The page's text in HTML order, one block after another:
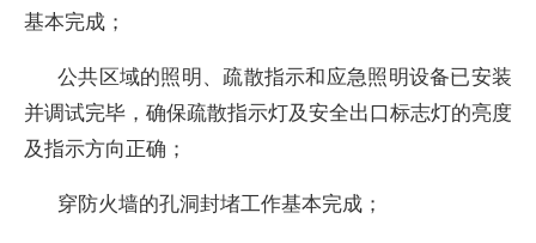
基本完成；
公共区域的照明、疏散指示和应急照明设备已安装
并调试完毕，确保疏散指示灯及安全出口标志灯的亮度
及指示方向正确；
穿防火墙的孔洞封堵工作基本完成；